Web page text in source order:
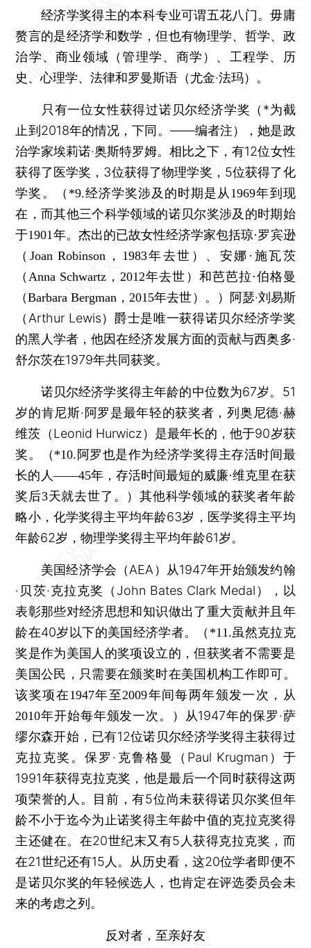
经济学奖得主的本科专业可谓五花八门。毋庸
赘言的是经济学和数学，但也有物理学、哲学、政
治学、商业领域（管理学、商学）、工程学、历
史、心理学、法律和罗曼斯语（尤金·法玛）。
只有一位女性获得过诺贝尔经济学奖（*为截
止到2018年的情况，下同。——编者注），她是政
治学家埃莉诺·奥斯特罗姆。相比之下，有12位女性
获得了医学奖，3位获得了物理学奖，5位获得了化
学奖。
（*9.经济学奖涉及的时期是从1969年到现
在，而其他三个科学领域的诺贝尔奖涉及的时期始
于1901年。杰出的已故女性经济学家包括琼·罗宾逊
（Joan Robinson，1983年去世）、安娜·施瓦茨
（Anna Schwartz，2012年去世）和芭芭拉·伯格曼
（Barbara Bergman，2015年去世）。） 阿瑟·刘易斯
（Arthur Lewis）爵士是唯一获得诺贝尔经济学奖
的黑人学者，他因在经济发展方面的贡献与西奥多·
舒尔茨在1979年共同获奖。
诺贝尔经济学奖得主年龄的中位数为67岁。51
岁的肯尼斯·阿罗是最年轻的获奖者，列奥尼德·赫
维茨（Leonid Hurwicz）是最年长的，他于90岁获
奖。
（*10.阿罗也是作为经济学奖得主存活时间最
长的人——45年，存活时间最短的威廉·维克里在获
奖后3天就去世了。）其他科学领域的获奖者年龄
略小，化学奖得主平均年龄63岁，医学奖得主平均
年龄62岁，物理学奖得主平均年龄61岁。
美国经济学会（AEA）从1947年开始颁发约翰
·贝茨·克拉克奖（John Bates Clark Medal），以
表彰那些对经济思想和知识做出了重大贡献并且年
龄在40岁以下的美国经济学者。
（*11.虽然克拉克
奖是作为美国人的奖项设立的，但获奖者不需要是
美国公民，只需要在颁奖时在美国机构工作即可。
该奖项在1947年至2009年间每两年颁发一次，从
2010年开始每年颁发一次。）
从1947年的保罗·萨
缪尔森开始，已有12位诺贝尔经济学奖得主获得过
克拉克奖。保罗·克鲁格曼（Paul Krugman）于
1991年获得克拉克奖，他是最后一个同时获得这两
项荣誉的人。目前，有5位尚未获得诺贝尔奖但年
龄不小于迄今为止诺奖得主年龄中值的克拉克奖得
主还健在。在20世纪末又有5人获得克拉克奖，而
在21世纪还有15人。从历史看，这20位学者即便不
是诺贝尔奖的年轻候选人，也肯定在评选委员会未
来的考虑之列。
反对者，至亲好友